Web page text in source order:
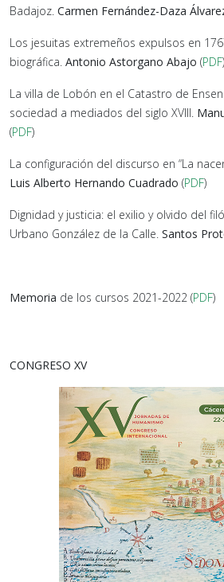
Badajoz. Carmen Fernández-Daza
Los jesuitas extremeños expulsos en
biográfica. Antonio Astorgano Abajo (PDF)
La villa de Lobón en el Catastro de
sociedad a mediados del siglo XVIII.
(PDF)
La configuración del discurso en “La
Luis Alberto Hernando Cuadrado (PDF)
Dignidad y justicia: el exilio y olvido del
Urbano González de la Calle. Santos
Memoria de los cursos 2021-2022 (PDF)
CONGRESO XV